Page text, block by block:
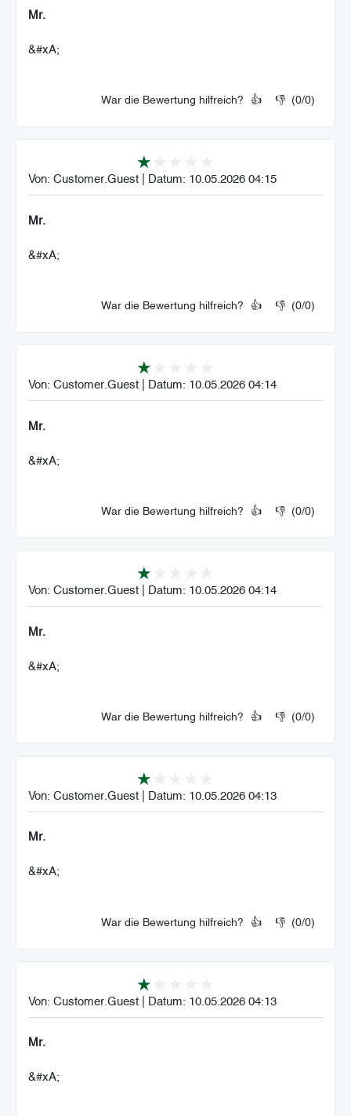
Mr.
&#xA;
War die Bewertung hilfreich? 👍 👎 (0/0)
Von: Customer.Guest Datum: 10.05.2026 04:15
Mr.
&#xA;
War die Bewertung hilfreich? 👍 👎 (0/0)
Von: Customer.Guest Datum: 10.05.2026 04:14
Mr.
&#xA;
War die Bewertung hilfreich? 👍 👎 (0/0)
Von: Customer.Guest Datum: 10.05.2026 04:14
Mr.
&#xA;
War die Bewertung hilfreich? 👍 👎 (0/0)
Von: Customer.Guest Datum: 10.05.2026 04:13
Mr.
&#xA;
War die Bewertung hilfreich? 👍 👎 (0/0)
Von: Customer.Guest Datum: 10.05.2026 04:13
Mr.
&#xA;